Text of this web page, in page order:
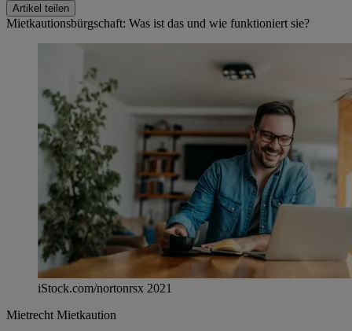
Artikel teilen
Mietkautionsbürgschaft: Was ist das und wie funktioniert sie?
iStock.com/nortonrsx 2021
Mietrecht Mietkaution